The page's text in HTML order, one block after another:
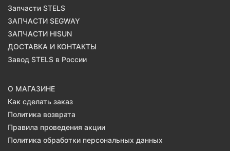
Запчасти STELS
ЗАПЧАСТИ SEGWAY
ЗАПЧАСТИ HISUN
ДОСТАВКА И КОНТАКТЫ
Завод STELS в России
О МАГАЗИНЕ
Как сделать заказ
Политика возврата
Правила проведения акции
Политика обработки персональных данных